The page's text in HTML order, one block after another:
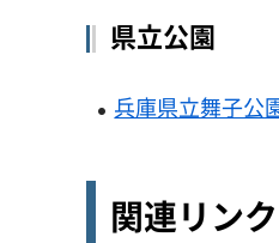
県立公園
兵庫県立舞子公
関連リンク